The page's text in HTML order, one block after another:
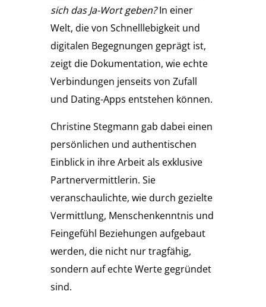
sich das Ja-Wort geben?In einer
Welt, die von Schnelllebigkeit und
digitalen Begegnungen geprägt ist,
zeigt die Dokumentation, wie echte
Verbindungen jenseits von Zufall
und Dating-Apps entstehen können.
Christine Stegmann gab dabei einen
persönlichen und authentischen
Einblick in ihre Arbeit als exklusive
Partnervermittlerin. Sie
veranschaulichte, wie durch gezielte
Vermittlung, Menschenkenntnis und
Feingefühl Beziehungen aufgebaut
werden, die nicht nur tragfähig,
sondern auf echte Werte gegründet
sind.